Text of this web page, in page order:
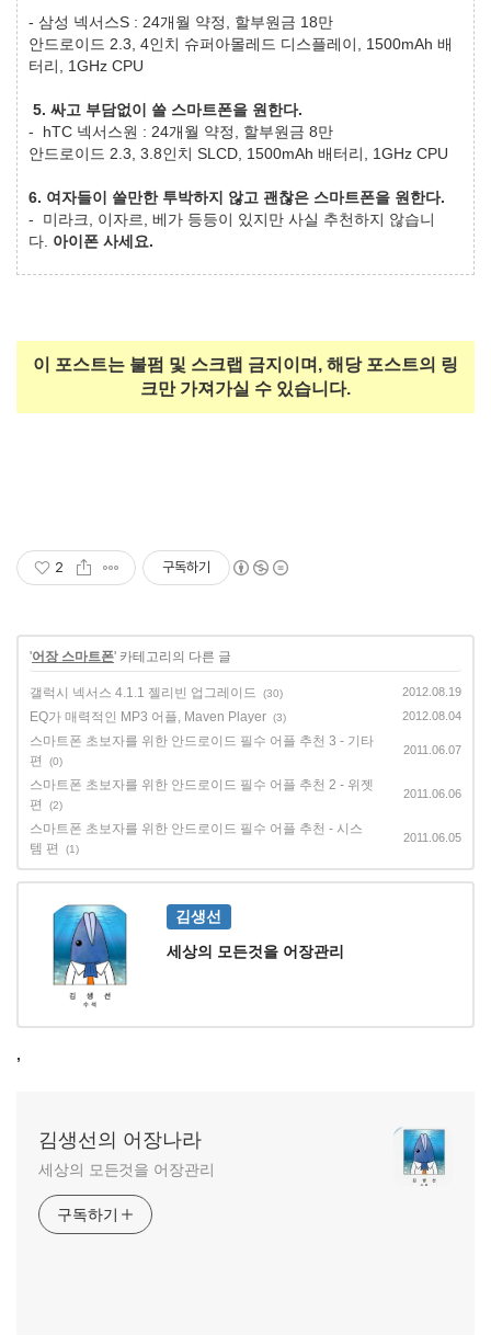
- 삼성 넥서스S : 24개월 약정, 할부원금 18만
안드로이드 2.3, 4인치 슈퍼아몰레드 디스플레이, 1500mAh 배
터리, 1GHz CPU
5. 싸고 부담없이 쓸 스마트폰을 원한다.
- hTC 넥서스원 : 24개월 약정, 할부원금 8만
안드로이드 2.3, 3.8인치 SLCD, 1500mAh 배터리, 1GHz CPU
6. 여자들이 쓸만한 투박하지 않고 괜찮은 스마트폰을 원한다.
- 미라크, 이자르, 베가 등등이 있지만 사실 추천하지 않습니
다. 아이폰 사세요.
이 포스트는 불펌 및 스크랩 금지이며, 해당 포스트의 링
크만 가져가실 수 있습니다.
2 구독하기
'어장 스마트폰' 카테고리의 다른 글
갤럭시 넥서스 4.1.1 젤리빈 업그레이드 (30) 2012.08.19
EQ가 매력적인 MP3 어플, Maven Player (3) 2012.08.04
스마트폰 초보자를 위한 안드로이드 필수 어플 추천 3 - 기타
편
(0)
2011.06.07
스마트폰 초보자를 위한 안드로이드 필수 어플 추천 2 - 위젯
편
(2)
2011.06.06
스마트폰 초보자를 위한 안드로이드 필수 어플 추천 - 시스
템 편
(1)
2011.06.05
김생선
세상의 모든것을 어장관리
,
김생선의 어장나라
세상의 모든것을 어장관리
구독하기